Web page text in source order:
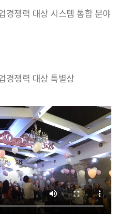
경쟁력 대상 시스템 통합 분야
경쟁력 대상 특별상